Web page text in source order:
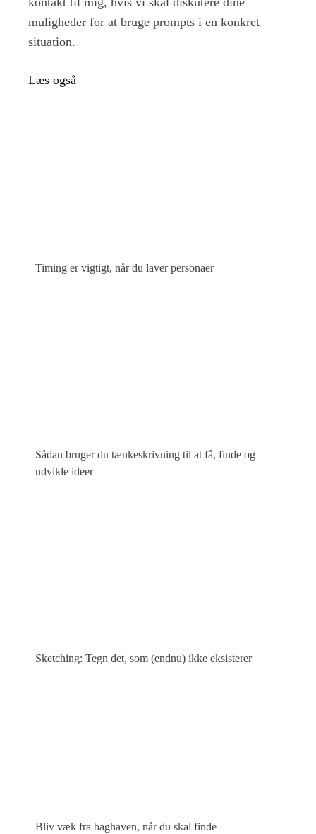
muligheder for at bruge prompts i en konkret
situation.
Læs også
Timing er vigtigt, når du laver personaer
Sådan bruger du tænkeskrivning til at få, finde og
udvikle ideer
Sketching: Tegn det, som (endnu) ikke eksisterer
Bliv væk fra baghaven, når du skal finde